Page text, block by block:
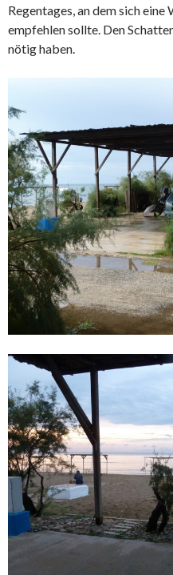
Regentages, an dem sich
empfehlen sollte. Den
nötig haben.